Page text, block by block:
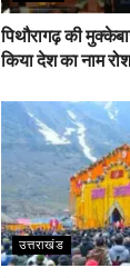
पिथौरागढ़ की
किया देश का नाम
उत्तराखंड